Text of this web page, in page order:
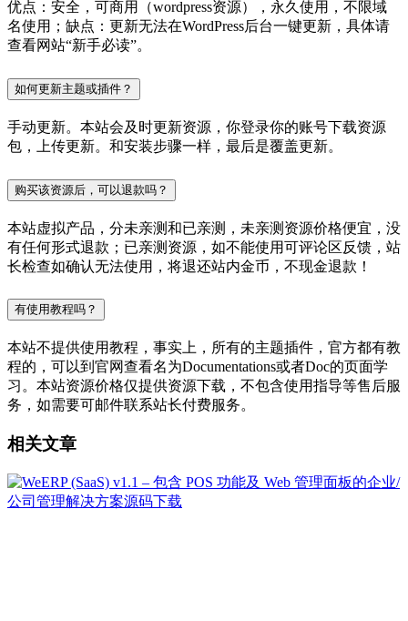
优点：安全，可商用（wordpress资源），永久使用，不限域
名使用；缺点：更新无法在WordPress后台一键更新，具体请
查看网站“新手必读”。
如何更新主题或插件？
手动更新。本站会及时更新资源，你登录你的账号下载资源
包，上传更新。和安装步骤一样，最后是覆盖更新。
购买该资源后，可以退款吗？
本站虚拟产品，分未亲测和已亲测，未亲测资源价格便宜，没
有任何形式退款；已亲测资源，如不能使用可评论区反馈，站
长检查如确认无法使用，将退还站内金币，不现金退款！
有使用教程吗？
本站不提供使用教程，事实上，所有的主题插件，官方都有教
程的，可以到官网查看名为Documentations或者Doc的页面学
习。本站资源价格仅提供资源下载，不包含使用指导等售后服
务，如需要可邮件联系站长付费服务。
相关文章